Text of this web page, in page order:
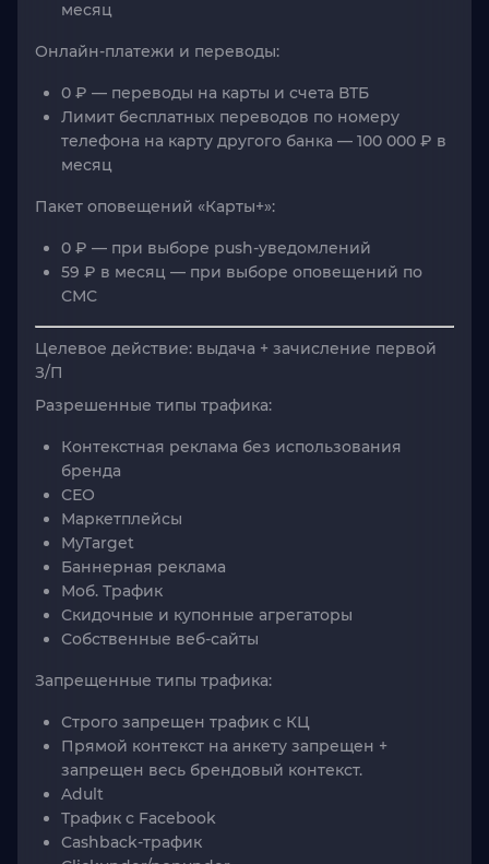
месяц
Онлайн-платежи и переводы:
0 ₽ — переводы на карты и счета ВТБ
Лимит бесплатных переводов по номеру
телефона на карту другого банка — 100 000 ₽ в
месяц
Пакет оповещений «Карты+»:
0 ₽ — при выборе push-уведомлений
59 ₽ в месяц — при выборе оповещений по
СМС
Целевое действие: выдача + зачисление первой
З/П
Разрешенные типы трафика:
Контекстная реклама без использования
бренда
СЕО
Маркетплейсы
MyTarget
Баннерная реклама
Моб. Трафик
Скидочные и купонные агрегаторы
Собственные веб-сайты
Запрещенные типы трафика:
Строго запрещен трафик с КЦ
Прямой контекст на анкету запрещен +
запрещен весь брендовый контекст.
Adult
Трафик с Facebook
Cashback-трафик